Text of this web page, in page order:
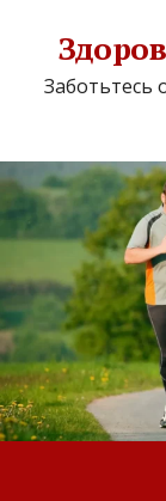
Заботьтесь